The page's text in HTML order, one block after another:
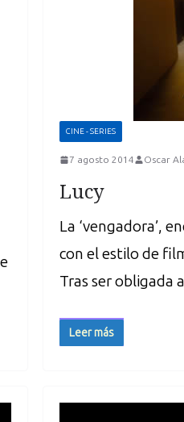
CINE - SERIES
7 agosto 2014 Oscar
Lucy
La ‘vengadora’,
con el estilo de
Tras ser obligada
Leer más